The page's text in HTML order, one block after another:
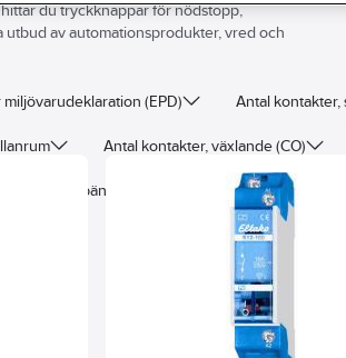
du tryckknappar för nödstopp,
av automationsprodukter, vred och
miljövarudeklaration (EPD) Antal kontakter,
Antal kontakter, växlande (CO)
Matningsspänning Typ av